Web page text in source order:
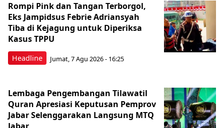
Headline
Rompi Pink dan Tangan Terborgol,
Eks Jampidsus Febrie Adriansyah
Tiba di Kejagung untuk Diperiksa
Kasus TPPU
Jumat, 7 Agu 2026 - 16:25
Lembaga Pengembangan Tilawatil
Quran Apresiasi Keputusan Pemprov
Jabar Selenggarakan Langsung MTQ